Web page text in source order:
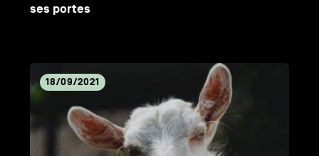
ses portes
18/09/2021
Lire
l'article